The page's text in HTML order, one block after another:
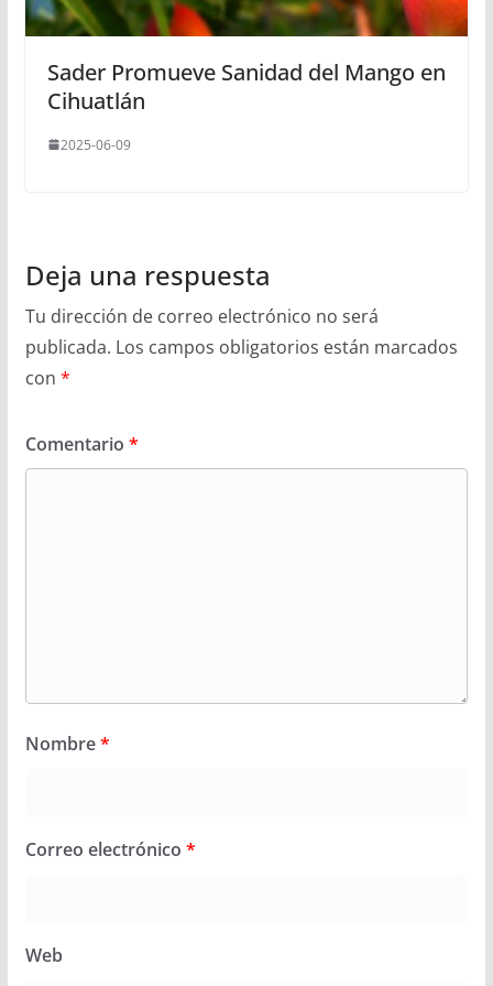
Sader Promueve Sanidad del Mango en
Cihuatlán
2025-06-09
Deja una respuesta
Tu dirección de correo electrónico no será
publicada. Los campos obligatorios están marcados
con *
Comentario *
Nombre*
Correo electrónico *
Web